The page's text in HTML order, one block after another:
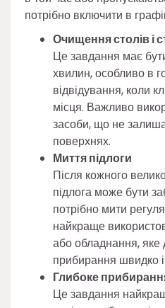
потрібно включити в
Очищення столів і
Це завдання має
хвилин, особливо в
відвідування, коли
місця. Важливо
засоби, що не
поверхнях.
Миття підлоги
Після кожного
підлога може бути
потрібно мити
найкраще
або обладнання, яке
прибирання швидко
Глибоке
Це завдання